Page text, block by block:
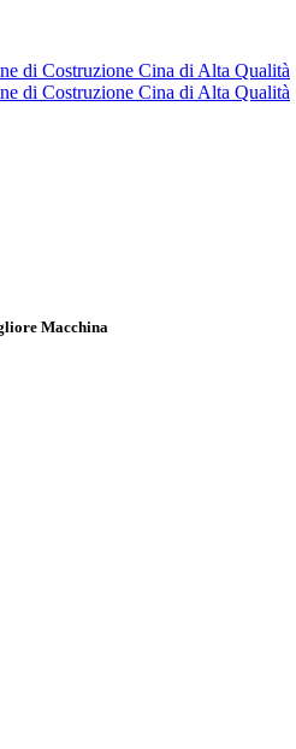
di Costruzione Cina di Alta Qualità
di Costruzione Cina di Alta Qualità
Macchina